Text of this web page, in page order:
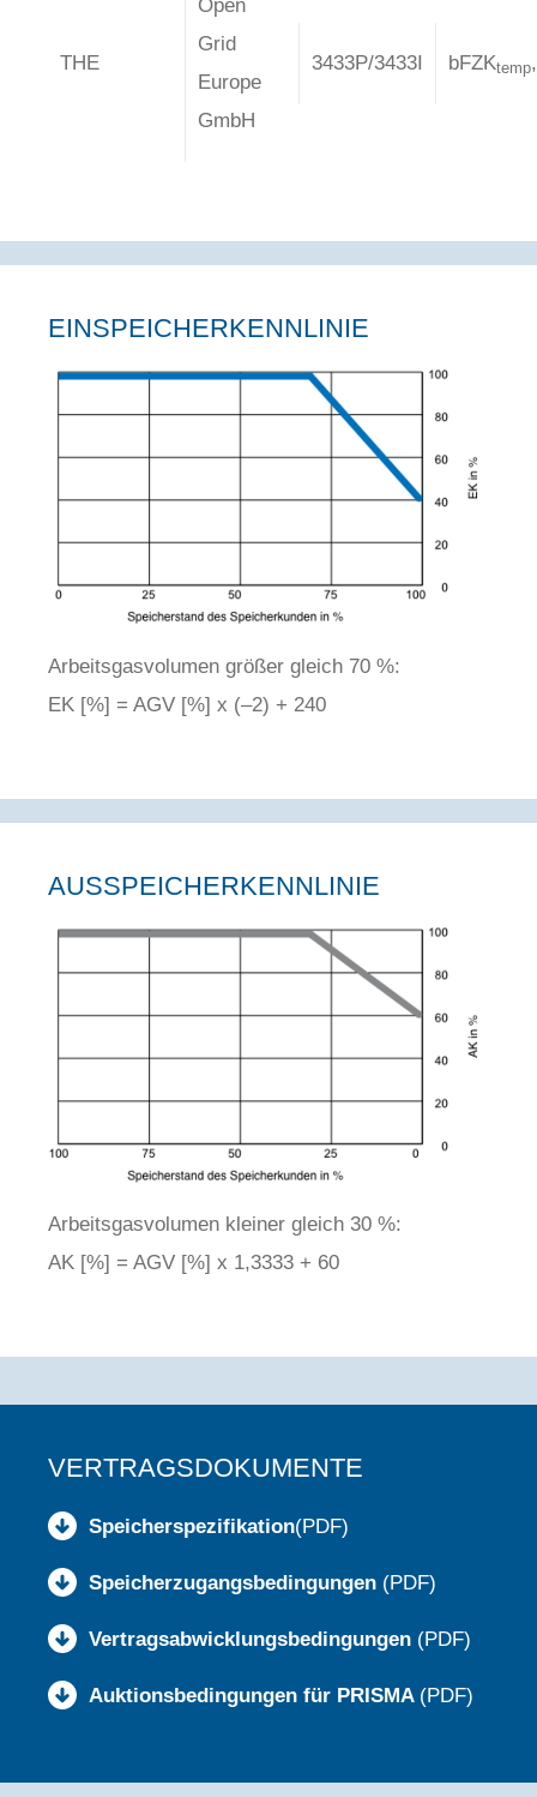
THE
Open
Grid
Europe
GmbH
3433P/3433I bFZKtemp
EINSPEICHERKENNLINIE
Arbeitsgasvolumen größer gleich 70 %:
EK [%] = AGV [%] x (–2) + 240
AUSSPEICHERKENNLINIE
Arbeitsgasvolumen kleiner gleich 30 %:
AK [%] = AGV [%] x 1,3333 + 60
VERTRAGSDOKUMENTE
Speicherspezifikation(PDF)
Speicherzugangsbedingungen (PDF)
Vertragsabwicklungsbedingungen (PDF)
Auktionsbedingungen für PRISMA (PDF)